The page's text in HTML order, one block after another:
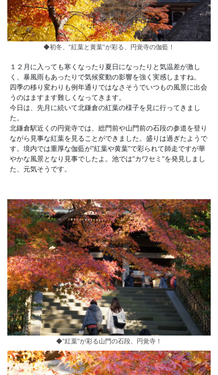
◆初冬、”紅葉と黄葉”が彩る、円覚寺の伽藍！
１２月に入っても寒くなったり夏日になったりと気温差が激し
く、暴風雨もあったりで気候変動の影響を強く実感しますね。
四季の移り変わりも例年通りではなさそうでいつもの風景に出会
うのはますます難しくなってきます。
今日は、先月に続いて北鎌倉の紅葉の様子を見に行ってきまし
た。
北鎌倉駅近くの円覚寺では、総門前や山門前の石段の参道を登り
ながら見事な紅葉を見ることができました。盛りは過ぎたようで
す。境内では重厚な伽藍が”紅葉や黄葉”で彩られて師走ですが華
やかな風景となり見事でしたよ。池では”カワセミ”を発見しまし
た、元気そうです。
◆”紅葉”が彩る山門の石段、円覚寺！